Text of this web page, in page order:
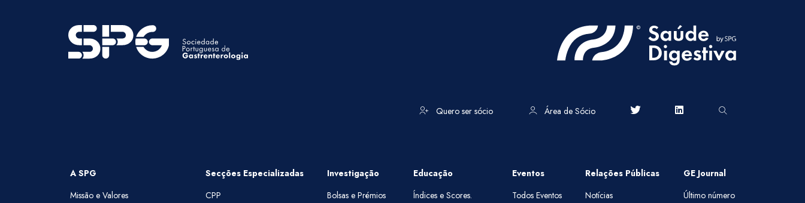
Quero ser sócio Área de Sócio
A SPG
Missão e Valores
Secções Especializadas
CPP
Investigação
Bolsas e Prémios
Educação
Índices e Scores.
Eventos
Todos Eventos
Relações Públicas
Notícias
GE Journal
Último número